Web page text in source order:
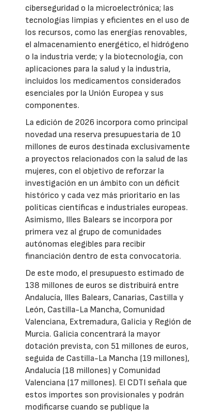
ciberseguridad o la microelectrónica; las
tecnologías limpias y eficientes en el uso de
los recursos, como las energías renovables,
el almacenamiento energético, el hidrógeno
o la industria verde; y la biotecnología, con
aplicaciones para la salud y la industria,
incluidos los medicamentos considerados
esenciales por la Unión Europea y sus
componentes.
La edición de 2026 incorpora como principal
novedad una reserva presupuestaria de 10
millones de euros destinada exclusivamente
a proyectos relacionados con la salud de las
mujeres, con el objetivo de reforzar la
investigación en un ámbito con un déficit
histórico y cada vez más prioritario en las
políticas científicas e industriales europeas.
Asimismo, Illes Balears se incorpora por
primera vez al grupo de comunidades
autónomas elegibles para recibir
financiación dentro de esta convocatoria.
De este modo, el presupuesto estimado de
138 millones de euros se distribuirá entre
Andalucía, Illes Balears, Canarias, Castilla y
León, Castilla-La Mancha, Comunidad
Valenciana, Extremadura, Galicia y Región de
Murcia. Galicia concentrará la mayor
dotación prevista, con 51 millones de euros,
seguida de Castilla-La Mancha (19 millones),
Andalucía (18 millones) y Comunidad
Valenciana (17 millones). El CDTI señala que
estos importes son provisionales y podrán
modificarse cuando se publique la